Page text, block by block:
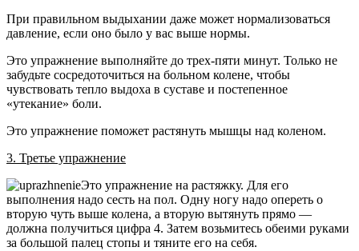
При правильном выдыхании даже может нормализоваться
давление, если оно было у вас выше нормы.
Это упражнение выполняйте до трех-пяти минут. Только не
забудьте сосредоточиться на больном колене, чтобы
чувствовать тепло выдоха в суставе и постепенное
«утекание» боли.
Это упражнение поможет растянуть мышцы над коленом.
3. Третье упражнение
Это упражнение на растяжку. Для его
выполнения надо сесть на пол. Одну ногу надо опереть о
вторую чуть выше колена, а вторую вытянуть прямо —
должна получиться цифра 4. Затем возьмитесь обеими руками
за большой палец стопы и тяните его на себя.